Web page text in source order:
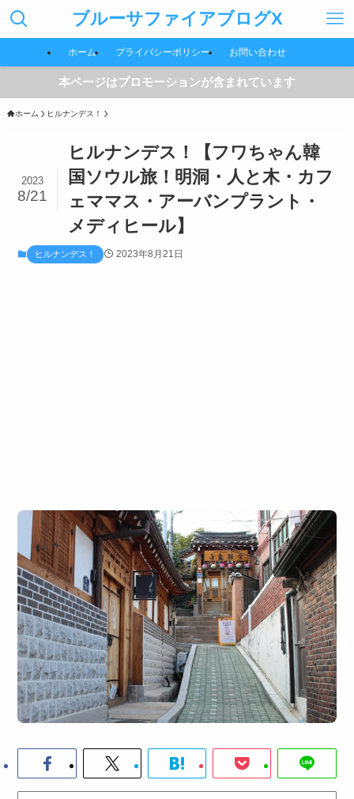
ブルーサファイアブログX
ホーム プライバシーポリシー お問い合わせ
本ページはプロモーションが含まれています
ホーム ヒルナンデス！
ヒルナンデス！【フワちゃん韓
国ソウル旅！明洞・人と木・カフ
ェママス・アーバンプラント・
メディヒール】
2023
8/21
ヒルナンデス！ 2023年8月21日